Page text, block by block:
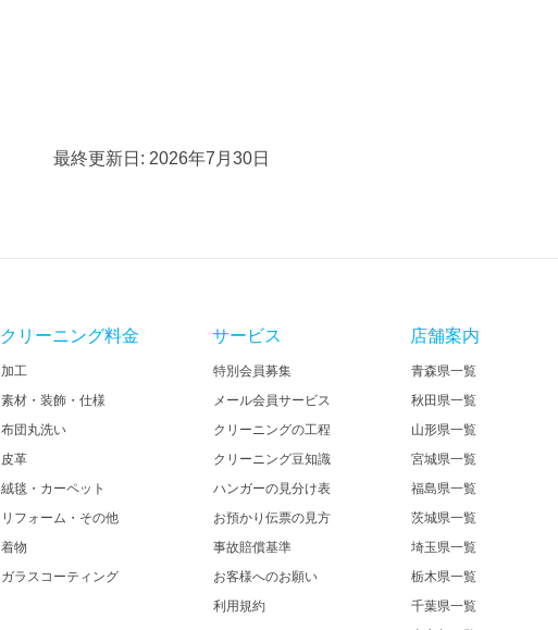
最終更新日: 2026年7月30日
クリーニング料金
加工
素材・装飾・仕様
布団丸洗い
皮革
絨毯・カーペット
リフォーム・その他
着物
ガラスコーティング
サービス
特別会員募集
メール会員サービス
クリーニングの工程
クリーニング豆知識
ハンガーの見分け表
お預かり伝票の見方
事故賠償基準
お客様へのお願い
利用規約
店舗案内
青森県一覧
秋田県一覧
山形県一覧
宮城県一覧
福島県一覧
茨城県一覧
埼玉県一覧
栃木県一覧
千葉県一覧